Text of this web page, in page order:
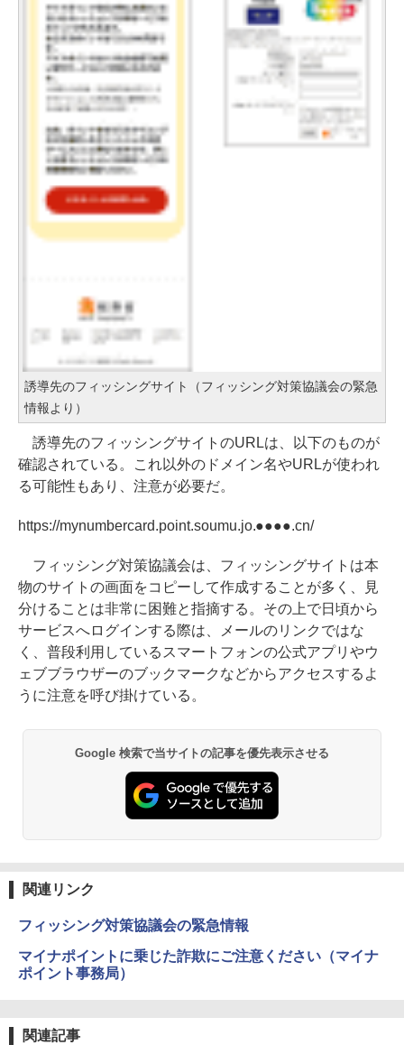
誘導先のフィッシングサイト（フィッシング対策協議会の緊急
情報より）
誘導先のフィッシングサイトのURLは、以下のものが
確認されている。これ以外のドメイン名やURLが使われ
る可能性もあり、注意が必要だ。
https://mynumbercard.point.soumu.jo.●●●●.cn/
フィッシング対策協議会は、フィッシングサイトは本
物のサイトの画面をコピーして作成することが多く、見
分けることは非常に困難と指摘する。その上で日頃から
サービスへログインする際は、メールのリンクではな
く、普段利用しているスマートフォンの公式アプリやウ
ェブブラウザーのブックマークなどからアクセスするよ
うに注意を呼び掛けている。
Google 検索で当サイトの記事を優先表示させる
関連リンク
フィッシング対策協議会の緊急情報
マイナポイントに乗じた詐欺にご注意ください（マイナ
ポイント事務局）
関連記事